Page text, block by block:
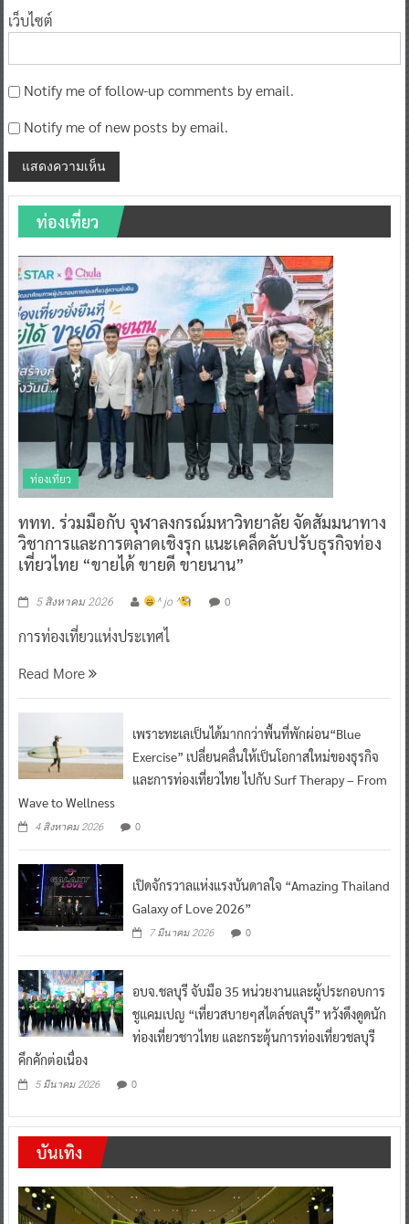
เว็บไซต์
Notify me of follow-up comments by email.
Notify me of new posts by email.
ท่องเที่ยว
ท่องเที่ยว
ททท. ร่วมมือกับ จุฬาลงกรณ์มหาวิทยาลัย จัดสัมมนาทาง
วิชาการและการตลาดเชิงรุก แนะเคล็ดลับปรับธุรกิจท่อง
เที่ยวไทย “ขายได้ ขายดี ขายนาน”
5 สิงหาคม 2026 ^ jo ^ 0
การท่องเที่ยวแห่งประเทศไ
Read More
เพราะทะเลเป็นได้มากกว่าพื้นที่พักผ่อน“Blue
Exercise” เปลี่ยนคลื่นให้เป็นโอกาสใหม่ของธุรกิจ
และการท่องเที่ยวไทย ไปกับ Surf Therapy – From
Wave to Wellness
4 สิงหาคม 2026 0
เปิดจักรวาลแห่งแรงบันดาลใจ “Amazing Thailand
Galaxy of Love 2026”
7 มีนาคม 2026 0
อบจ.ชลบุรี จับมือ 35 หน่วยงานและผู้ประกอบการ
ชูแคมเปญ “เที่ยวสบายๆสไตล์ชลบุรี” หวังดึงดูดนัก
ท่องเที่ยวชาวไทย และกระตุ้นการท่องเที่ยวชลบุรี
คึกคักต่อเนื่อง
5 มีนาคม 2026 0
บันเทิง